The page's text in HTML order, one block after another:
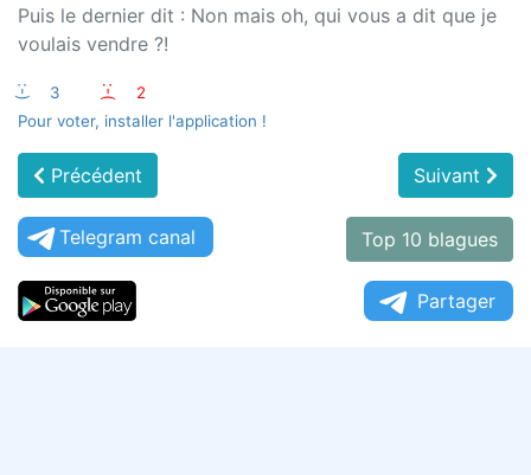
Puis le dernier dit : Non mais oh, qui vous a dit que je
voulais vendre ?!
:-) 3 :-(
2
Pour voter, installer l'application !
Précédent Suivant
Telegram canal Top 10 blagues
Partager